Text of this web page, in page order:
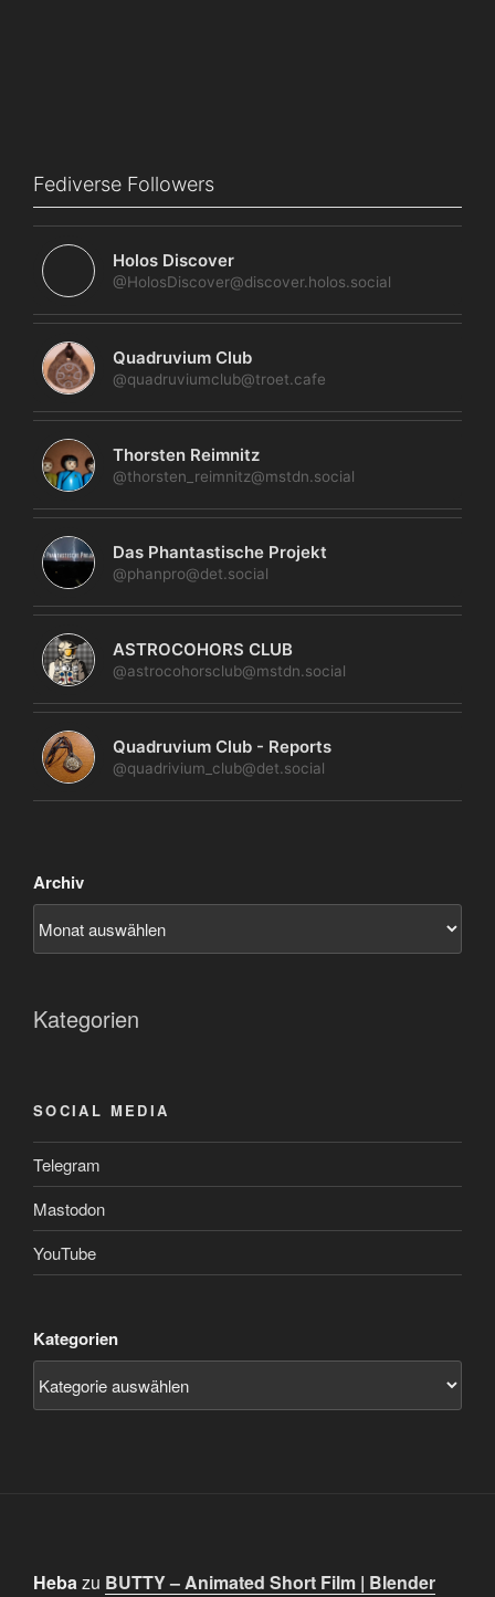
Fediverse Followers
Holos Discover
@HolosDiscover@discover.holos.social
Quadruvium Club
@quadruviumclub@troet.cafe
Thorsten Reimnitz
@thorsten_reimnitz@mstdn.social
Das Phantastische Projekt
@phanpro@det.social
ASTROCOHORS CLUB
@astrocohorsclub@mstdn.social
Quadruvium Club - Reports
@quadrivium_club@det.social
Archiv
Kategorien
SOCIAL MEDIA
Telegram
Mastodon
YouTube
Kategorien
Hebazu BUTTY – Animated Short Film | Blender